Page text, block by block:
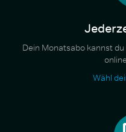
Dein Monatsabo kannst
Wähl